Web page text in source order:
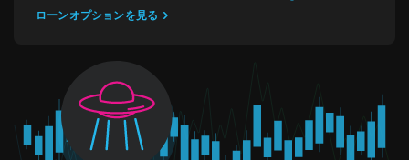
ローンオプションを見る